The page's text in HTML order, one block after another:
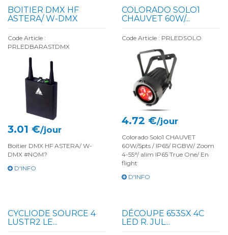
BOITIER DMX HF
ASTERA/ W-DMX
Code Article :
PRLEDBARASTDMX
3.01 €/jour
Boitier DMX HF ASTERA/ W-
DMX #NOM?
D'INFO
COLORADO SOLO1
CHAUVET 60W/...
Code Article : PRLEDSOLO
4.72 €/jour
Colorado Solo1 CHAUVET
60W/5pts / IP65/ RGBW/ Zoom
4-55°/ alim IP65 True One/ En
flight
D'INFO
CYCLIODE SOURCE 4
LUSTR2 LE...
DÉCOUPE 653SX 4C
LED R. JUL...